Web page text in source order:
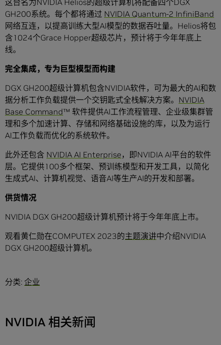
这台名为NVIDIA Helios的超级计算机将配备四个DGX
GH200系统。每个都将通过 NVIDIA Quantum-2 InfiniBand
网络互连，以提高训练大型AI模型的数据吞吐量。Helios将包
含1024个Grace Hopper超级芯片，预计将于今年年底上
线。
完全集成，专为巨型模型而构建
DGX GH200超级计算机包含NVIDIA软件，可为最大的AI和数
据分析工作负载提供一个交钥匙式全栈解决方案。 NVIDIA
Base Command™ 软件提供AI工作流程管理、企业级集群管
理和多个加速计算、存储和网络基础设施的库，以及为运行
AI工作负载而优化的系统软件。
此外还包含 NVIDIA AI Enterprise，即NVIDIA AI平台的软件
层。它提供100多个框架、预训练模型和开发工具，以简化
生成式AI、计算机视觉、语音AI等生产AI的开发和部署。
供货情况
NVIDIA DGX GH200超级计算机预计将于今年年底上市。
观看黄仁勋在COMPUTEX 2023的主题演讲中介绍NVIDIA
DGX GH200超级计算机。
分类: 企业
NVIDIA 相关新闻